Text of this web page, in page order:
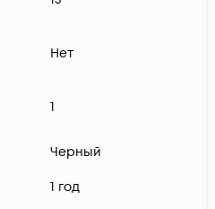
Нет
1
Черный
1 год